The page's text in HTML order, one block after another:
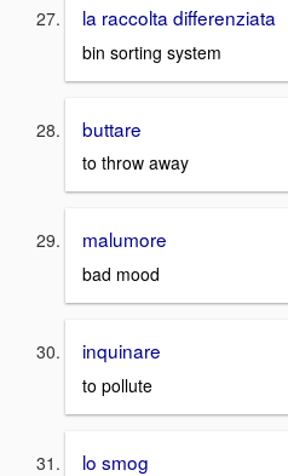
la raccolta differenziata
bin sorting system
buttare
to throw away
malumore
bad mood
inquinare
to pollute
lo smog